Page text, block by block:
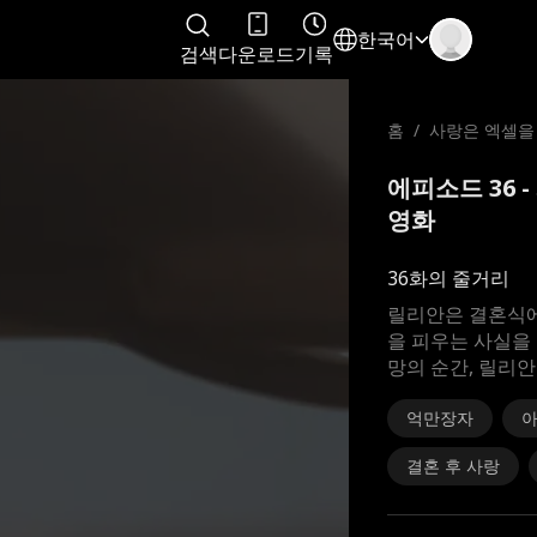
검색다운로드기록
한국어
홈 / 사랑은 엑셀
에피소드 36
영화
36화의 줄거리
릴리안은 결혼식
을 피우는 사실
망의 순간, 릴리
억만장자
결혼 후 사랑